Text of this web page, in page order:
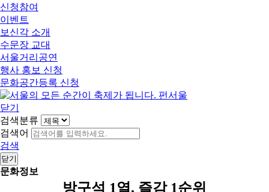
신청참여
이벤트
보신각 소개
수문장 교대
서울거리공연
행사 홍보 신청
문화공간등록 신청
닫기
검색분류
검색어
검색
닫기
문화정보
방구석 1열, 즐감 1순위